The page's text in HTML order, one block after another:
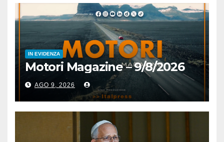
IN EVIDENZA
Motori Magazine – 9/8/2026
AGO 9, 2026